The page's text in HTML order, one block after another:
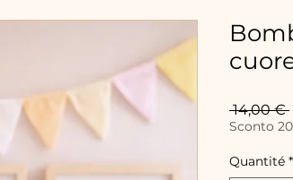
14,00 €
Sconto
Quantité *